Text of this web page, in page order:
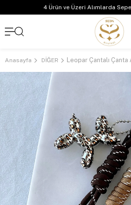
4 Ürün ve Üzeri Alımlarda
Anasayfa DİĞER Leopar Çantalı Çanta